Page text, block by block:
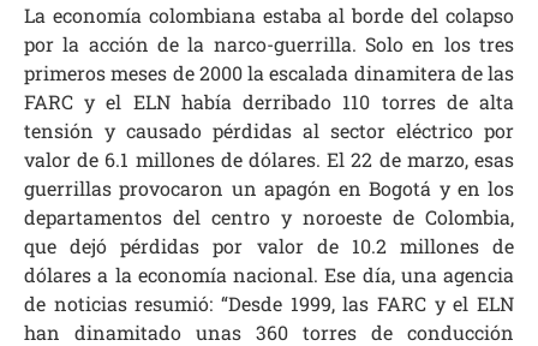
La economía colombiana estaba al borde del colapso
por la acción de la narco-guerrilla. Solo en los tres
primeros meses de 2000 la escalada dinamitera de las
FARC y el ELN había derribado 110 torres de alta
tensión y causado pérdidas al sector eléctrico por
valor de 6.1 millones de dólares. El 22 de marzo, esas
guerrillas provocaron un apagón en Bogotá y en los
departamentos del centro y noroeste de Colombia,
que dejó pérdidas por valor de 10.2 millones de
dólares a la economía nacional. Ese día, una agencia
de noticias resumió: “Desde 1999, las FARC y el ELN
han dinamitado unas 360 torres de conducción